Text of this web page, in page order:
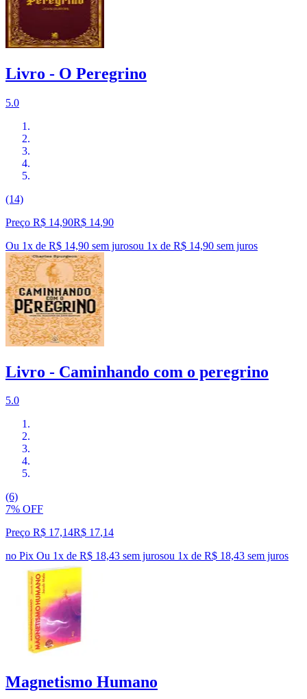
Livro - O Peregrino
5.0
(14)
Preço R$ 14,90R$ 14,90
Ou 1x de R$ 14,90 sem jurosou 1x de R$ 14,90 sem juros
Livro - Caminhando com o peregrino
5.0
(6)
7% OFF
Preço R$ 17,14R$ 17,14
no Pix Ou 1x de R$ 18,43 sem jurosou 1x de R$ 18,43 sem juros
Magnetismo Humano